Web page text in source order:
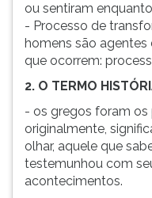
(primeira
tecla
esquerda
continuar
pressione
(primeira
ou sentiram
- Processo de
homens são
que ocorrem:
2. O TERMO
- os gregos foram os
originalmente,
olhar, aquele que
testemunhou com
acontecimentos.